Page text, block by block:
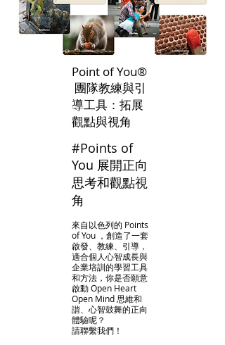
Point of You®
團隊教練與引
導工具：拓展
觀點與視角
#Points of
You 展開正向
思考和觀點視
角
來自以色列的 Points
of You ，創造了一套
啟發、教練、引導，
適合個人心智成長與
企業培訓的學習工具
和方法，你是否願意
啟動 Open Heart
Open Mind 思維和
諧、心智鼓舞的正向
體驗呢？
請聯繫我們！